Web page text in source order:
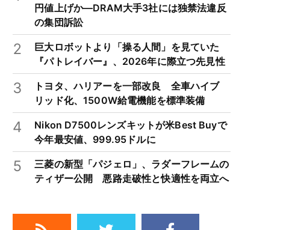
円値上げか―DRAM大手3社には独禁法違反
の集団訴訟
2
巨大ロボットより「操る人間」を見ていた
『パトレイバー』、2026年に際立つ先見性
3
トヨタ、ハリアーを一部改良 全車ハイブ
リッド化、1500W給電機能を標準装備
4
Nikon D7500レンズキットが米Best Buyで
今年最安値、999.95ドルに
5
三菱の新型「パジェロ」、ラダーフレームの
ティザー公開 悪路走破性と快適性を両立へ